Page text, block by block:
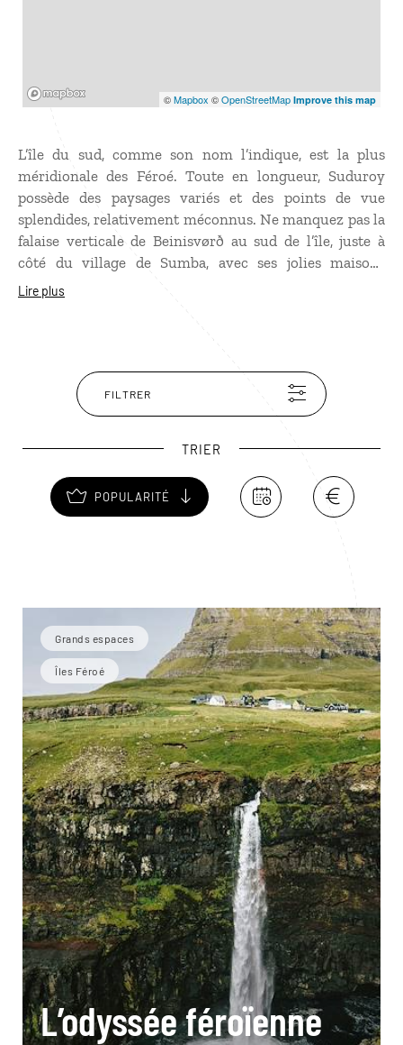
©Mapbox ©OpenStreetMap Improve this map
L’île du sud, comme son nom l’indique, est la plus
méridionale des Féroé. Toute en longueur, Suduroy
possède des paysages variés et des points de vue
splendides, relativement méconnus. Ne manquez pas la
falaise verticale de Beinisvørð au sud de l’île, juste à
côté du village de Sumba, avec ses jolies maisons
colorées, ses grosses vagues en hiver et son musée
les falaises impressionnantes de Vágseiði, sans oublier
le village de Famjin et son lac, ou encore la montagne
d’Eggjarnar à la pointe sud pour une vue panoramique
Lire plus
FILTRER
TRIER
POPULARITÉ
Grands espaces
Îles Féroé
L’odyssée féroïenne